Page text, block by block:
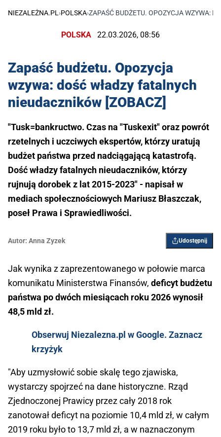
NIEZALEŻNA.PL ›POLSKA›ZAPAŚĆ BUDŻETU. OPOZYCJA WZYWA:
POLSKA 22.03.2026, 08:56
Zapaść budżetu. Opozycja
wzywa: dość władzy fatalnych
nieudaczników [ZOBACZ]
"Tusk=bankructwo. Czas na "Tuskexit" oraz powrót
rzetelnych i uczciwych ekspertów, którzy uratują
budżet państwa przed nadciągającą katastrofą.
Dość władzy fatalnych nieudaczników, którzy
rujnują dorobek z lat 2015-2023" - napisał w
mediach społecznościowych Mariusz Błaszczak,
poseł Prawa i Sprawiedliwości.
Autor: Anna Zyzek Udostępnij
Jak wynika z zaprezentowanego w połowie marca
komunikatu Ministerstwa Finansów, deficyt budżetu
państwa po dwóch miesiącach roku 2026 wynosił
48,5 mld zł.
Obserwuj Niezalezna.pl w Google. Zaznacz
krzyżyk
"Aby uzmysłowić sobie skalę tego zjawiska,
wystarczy spojrzeć na dane historyczne. Rząd
Zjednoczonej Prawicy przez cały 2018 rok
zanotował deficyt na poziomie 10,4 mld zł, w całym
2019 roku było to 13,7 mld zł, a w naznaczonym